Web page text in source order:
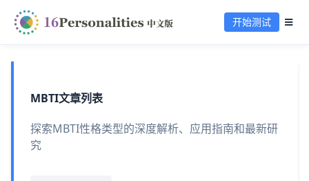
开始测试
MBTI文章列表
探索MBTI性格类型的深度解析、应用指南和最新研
究